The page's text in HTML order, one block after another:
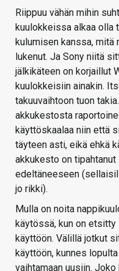
Riippuu vähän mihin
kuulokkeissa alkaa olla
kulumisen kanssa, mitä
lukenut. Ja Sony niitä
jälkikäteen on korjaillut
kuulokkeisiin ainakin.
takuuvaihtoon tuon
akkukestosta
käyttöskaalaa niin että
täyteen asti, eikä ehkä
akkukesto on
edeltäneeseen
jo rikki).
Mulla on noita
käytössä, kun on etsitty
käyttöön. Välillä jotkut
käyttöön, kunnes
vaihtamaan uusiin.